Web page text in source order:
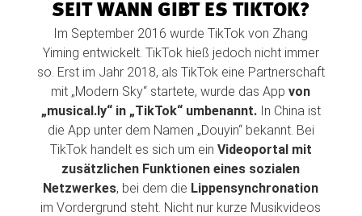
SEIT WANN GIBT ES TIKTOK?
Im September 2016 wurde TikTok von Zhang
Yiming entwickelt. TikTok hieß jedoch nicht immer
so. Erst im Jahr 2018, als TikTok eine Partnerschaft
mit „Modern Sky“ startete, wurde das Appvon
„musical.ly“ in „TikTok“ umbenannt.In China ist
die App unter dem Namen „Douyin“ bekannt. Bei
TikTok handelt es sich um ein Videoportal mit
zusätzlichen Funktionen eines sozialen
Netzwerkes, bei dem die Lippensynchronation
im Vordergrund steht. Nicht nur kurze Musikvideos